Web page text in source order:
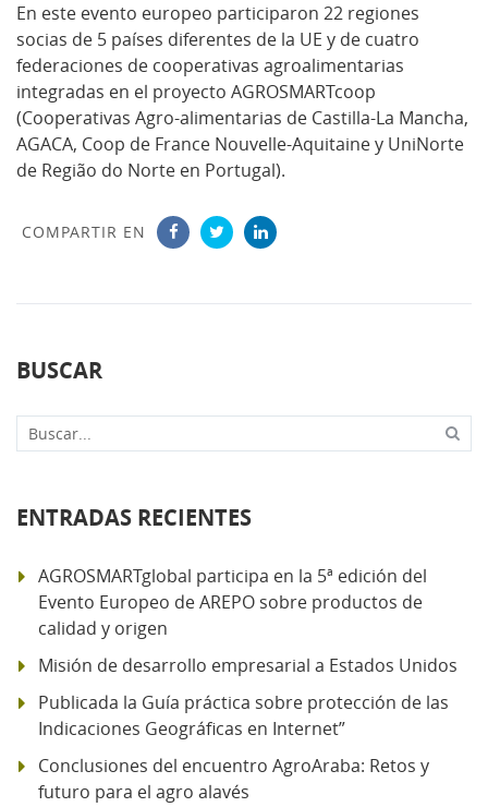
En este evento europeo participaron 22 regiones
socias de 5 países diferentes de la UE y de cuatro
federaciones de cooperativas agroalimentarias
integradas en el proyecto AGROSMARTcoop
(Cooperativas Agro-alimentarias de Castilla-La Mancha,
AGACA, Coop de France Nouvelle-Aquitaine y UniNorte
de Região do Norte en Portugal).
COMPARTIR EN
BUSCAR
Buscar...
ENTRADAS RECIENTES
AGROSMARTglobal participa en la 5ª edición del
Evento Europeo de AREPO sobre productos de
calidad y origen
Misión de desarrollo empresarial a Estados Unidos
Publicada la Guía práctica sobre protección de las
Indicaciones Geográficas en Internet”
Conclusiones del encuentro AgroAraba: Retos y
futuro para el agro alavés